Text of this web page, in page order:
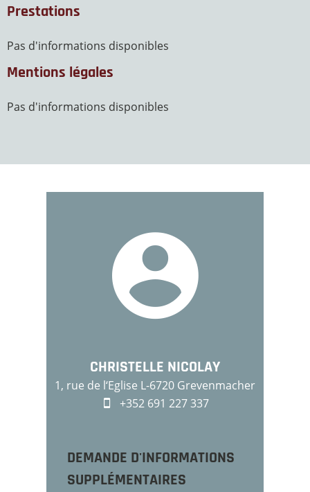
Prestations
Pas d'informations disponibles
Mentions légales
Pas d'informations disponibles
CHRISTELLE NICOLAY
1, rue de l‘Eglise L-6720 Grevenmacher
+352 691 227 337
DEMANDE D'INFORMATIONS
SUPPLÉMENTAIRES